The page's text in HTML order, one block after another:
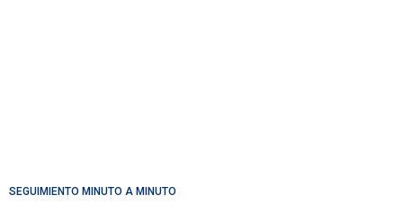
SEGUIMIENTO MINUTO A MINUTO